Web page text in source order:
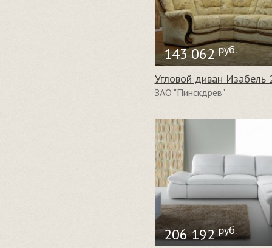
143 062 руб.
Угловой диван Изабель
ЗАО "Пинскдрев"
206 192 руб.